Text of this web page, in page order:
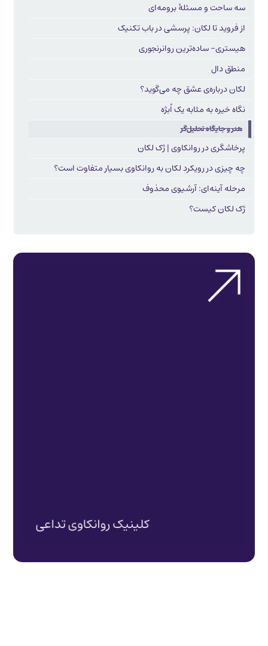
سه ساحت و مسئلۀ برومه‌ای
از فروید تا لکان: پرسشی در باب تکنیک
هیستری- ساده‌ترین روان‏رنجوری
منطق دال
لکان درباره‌ی عشق چه می‌گوید؟
نگاه خیره به مثابه یک اُبژه
هنر و جایگاه تحلیل‌گر
پرخاشگری در روانکاوی | ژک لکان
چه چیزی در رویکرد لکان به روانکاوی بسیار متفاوت است؟
مرحله آینه‌ای: آرشیوی محذوف
ژک لکان کیست؟